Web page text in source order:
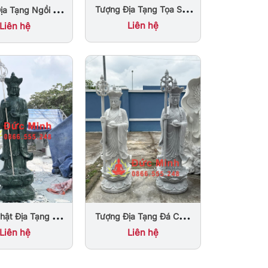
Tạng Ngồi Đá
Nước Đà Nẵng
Liên hệ
Tượng Địa Tạng Tọa Sen
Đá Cẩm Thạch Nguyên
Liên hệ
Địa Tạng Đá
Ấn Độ Cao
Liên hệ
Tượng Địa Tạng Đá Cẩm
Thạch Xám Đẹp Cao 1m2
Liên hệ